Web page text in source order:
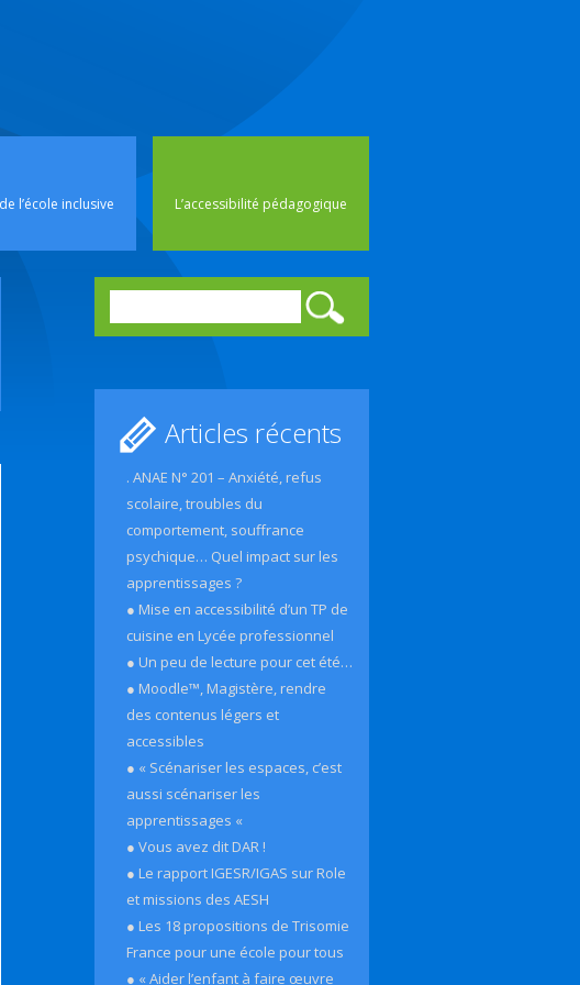
l’école inclusive L’accessibilité pédagogique
Articles récents
. ANAE N° 201 – Anxiété, refus
scolaire, troubles du
comportement, souffrance
psychique… Quel impact sur les
apprentissages ?
● Mise en accessibilité d’un TP de
cuisine en Lycée professionnel
● Un peu de lecture pour cet été…
● Moodle™, Magistère, rendre
des contenus légers et
accessibles
● « Scénariser les espaces, c’est
aussi scénariser les
apprentissages «
● Vous avez dit DAR !
● Le rapport IGESR/IGAS sur Role
et missions des AESH
● Les 18 propositions de Trisomie
France pour une école pour tous
● « Aider l’enfant à faire œuvre